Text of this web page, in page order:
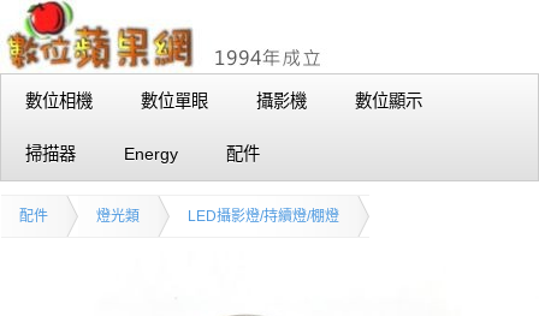
數位相機 數位單眼 攝影機 數位顯示
掃描器 Energy 配件
配件 燈光類 LED攝影燈/持續燈/棚燈